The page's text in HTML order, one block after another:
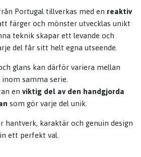
Portugal tillverkas med en reaktiv
färger och mönster utvecklas unikt
teknik skapar ett levande och
del får sitt helt egna utseende.
glans kan därför variera mellan
samma serie.
en viktig del av den handgjorda
som gör varje del unik.
hantverk, karaktär och genuin design
ett perfekt val.